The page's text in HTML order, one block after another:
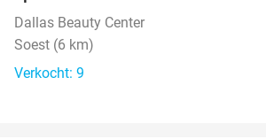
Dallas Beauty Center
Soest (6 km)
Verkocht: 9